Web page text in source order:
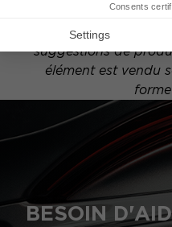
Les installations
suggestions de
élément est vendu
BESOIN